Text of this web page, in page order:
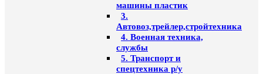
машины пластик
3.
Автовоз,трейлер,стройтехника
4. Военная техника,
службы
5. Транспорт и
спецтехника р/у